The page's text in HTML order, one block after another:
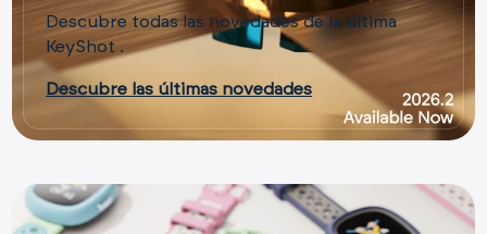
Descubre todas las novedades de la última
KeyShot .
Descubre las últimas novedades